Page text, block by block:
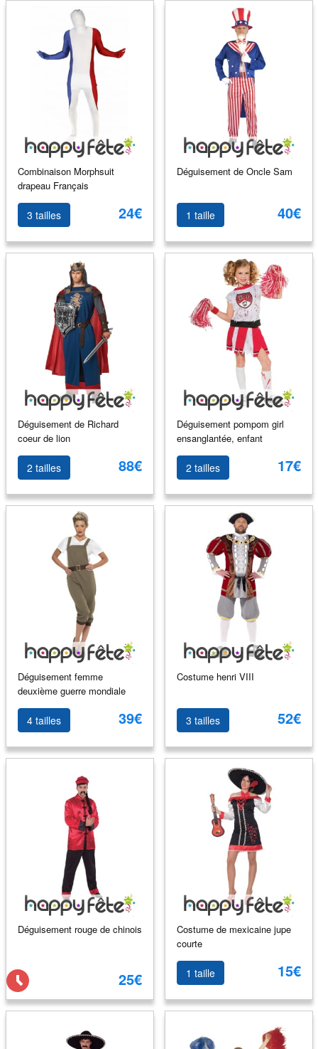
Combinaison Morphsuit
drapeau Français
3 tailles 24€
Déguisement de Oncle Sam
1 taille 40€
Déguisement de Richard
coeur de lion
2 tailles 88€
Déguisement pompom girl
ensanglantée, enfant
2 tailles 17€
Déguisement femme
deuxième guerre mondiale
4 tailles 39€
Costume henri VIII
3 tailles 52€
Déguisement rouge de chinois
25€
Costume de mexicaine jupe
courte
1 taille 15€